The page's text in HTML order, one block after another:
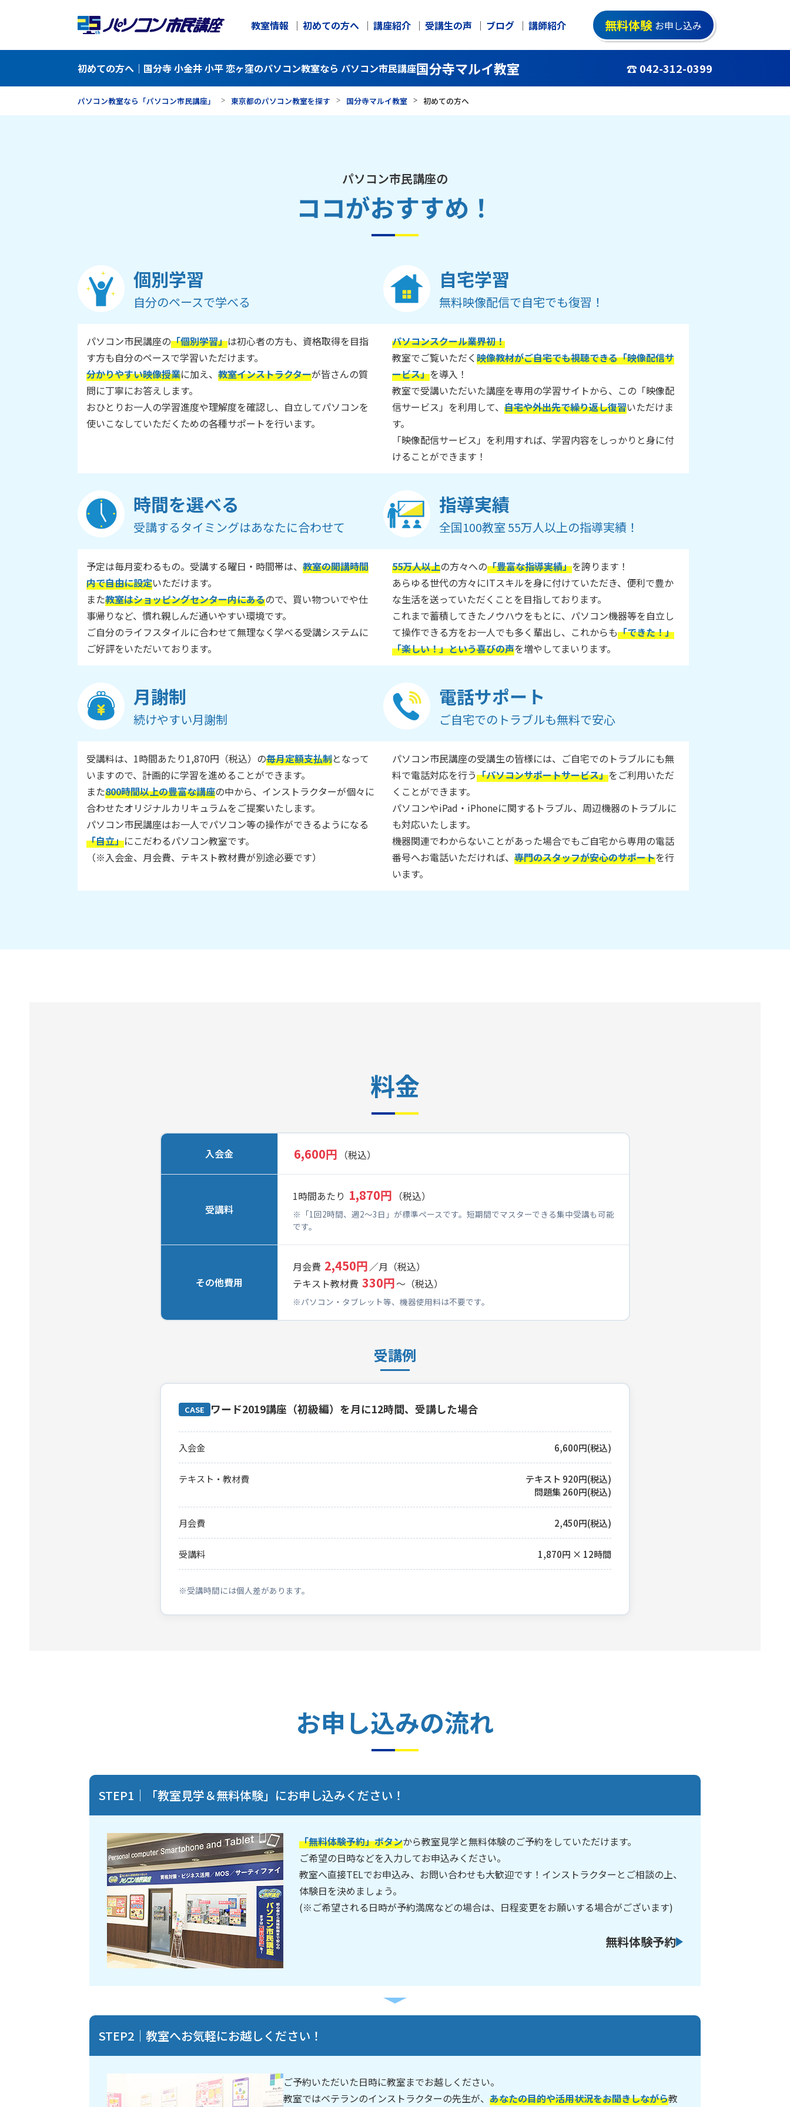
教室情報 初めての方へ 講座紹介 受講生の声 ブログ 講師紹介 無料体験 お申し込み
初めての方へ｜国分寺 小金井 小平 恋ヶ窪のパソコン教室なら パソコン市民講座国分寺マルイ教室 ☎ 042-312-0399
パソコン教室なら「パソコン市民講座」 東京都のパソコン教室を探す 国分寺マルイ教室 初めての方へ
ココがおすすめ！
パソコン市民講座の
個別学習
自分のペースで学べる
パソコン市民講座の「個別学習」は初心者の方も、資格取得を目指
す方も自分のペースで学習いただけます。
分かりやすい映像授業に加え、 教室インストラクターが皆さんの質
問に丁寧にお答えします。
おひとりお一人の学習進度や理解度を確認し、自立してパソコンを
使いこなしていただくための各種サポートを行います。
自宅学習
無料映像配信で自宅でも復習！
パソコンスクール業界初！
教室でご覧いただく映像教材がご自宅でも視聴できる「映像配信サ
ービス」を導入！
教室で受講いただいた講座を専用の学習サイトから、この「映像配
信サービス」を利用して、 自宅や外出先で繰り返し復習いただけま
す。
「映像配信サービス」を利用すれば、学習内容をしっかりと身に付
けることができます！
時間を選べる
受講するタイミングはあなたに合わせて
予定は毎月変わるもの。受講する曜日・時間帯は、 教室の開講時間
内で自由に設定いただけます。
また教室はショッピングセンター内にあるので、買い物ついでや仕
事帰りなど、慣れ親しんだ通いやすい環境です。
ご自分のライフスタイルに合わせて無理なく学べる受講システムに
ご好評をいただいております。
指導実績
全国100教室 55万人以上の指導実績！
55万人以上の方々への「豊富な指導実績」を誇ります！
あらゆる世代の方々にITスキルを身に付けていただき、便利で豊か
な生活を送っていただくことを目指しております。
これまで蓄積してきたノウハウをもとに、パソコン機器等を自立し
て操作できる方をお一人でも多く輩出し、これからも「できた！」
「楽しい！」という喜びの声を増やしてまいります。
月謝制
続けやすい月謝制
受講料は、1時間あたり1,870円（税込）の毎月定額支払制となって
いますので、計画的に学習を進めることができます。
また800時間以上の豊富な講座の中から、インストラクターが個々に
合わせたオリジナルカリキュラムをご提案いたします。
パソコン市民講座はお一人でパソコン等の操作ができるようになる
「自立」にこだわるパソコン教室です。
（※入会金、月会費、テキスト教材費が別途必要です）
電話サポート
ご自宅でのトラブルも無料で安心
パソコン市民講座の受講生の皆様には、ご自宅でのトラブルにも無
料で電話対応を行う「パソコンサポートサービス」をご利用いただ
くことができます。
パソコンやiPad・iPhoneに関するトラブル、周辺機器のトラブルに
も対応いたします。
機器関連でわからないことがあった場合でもご自宅から専用の電話
番号へお電話いただければ、 専門のスタッフが安心のサポートを行
います。
料金
入会金 6,600円 （税込）
受講料
1時間あたり 1,870円 （税込）
※「1回2時間、週2～3日」が標準ペースです。短期間でマスターできる集中受講も可能
です。
その他費用
月会費 2,450円／月（税込）
テキスト教材費 330円～（税込）
※パソコン・タブレット等、機器使用料は不要です。
受講例
CASE ワード2019講座（初級編）を月に12時間、受講した場合
入会金 6,600円(税込)
テキスト・教材費
テキスト 920円(税込)
問題集 260円(税込)
月会費 2,450円(税込)
受講料 1,870円 × 12時間
※受講時間には個人差があります。
お申し込みの流れ
STEP1｜「教室見学＆無料体験」にお申し込みください！
「無料体験予約」ボタンから教室見学と無料体験のご予約をしていただけます。
ご希望の日時などを入力してお申込みください。
教室へ直接TELでお申込み、お問い合わせも大歓迎です！インストラクターとご相談の上、
体験日を決めましょう。
(※ご希望される日時が予約満席などの場合は、日程変更をお願いする場合がございます)
無料体験予約
STEP2｜教室へお気軽にお越しください！
ご予約いただいた日時に教室までお越しください。
教室ではベテランのインストラクターの先生が、 あなたの目的や活用状況をお聞きしながら教